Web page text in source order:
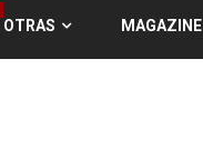
OTRAS MAGAZINE